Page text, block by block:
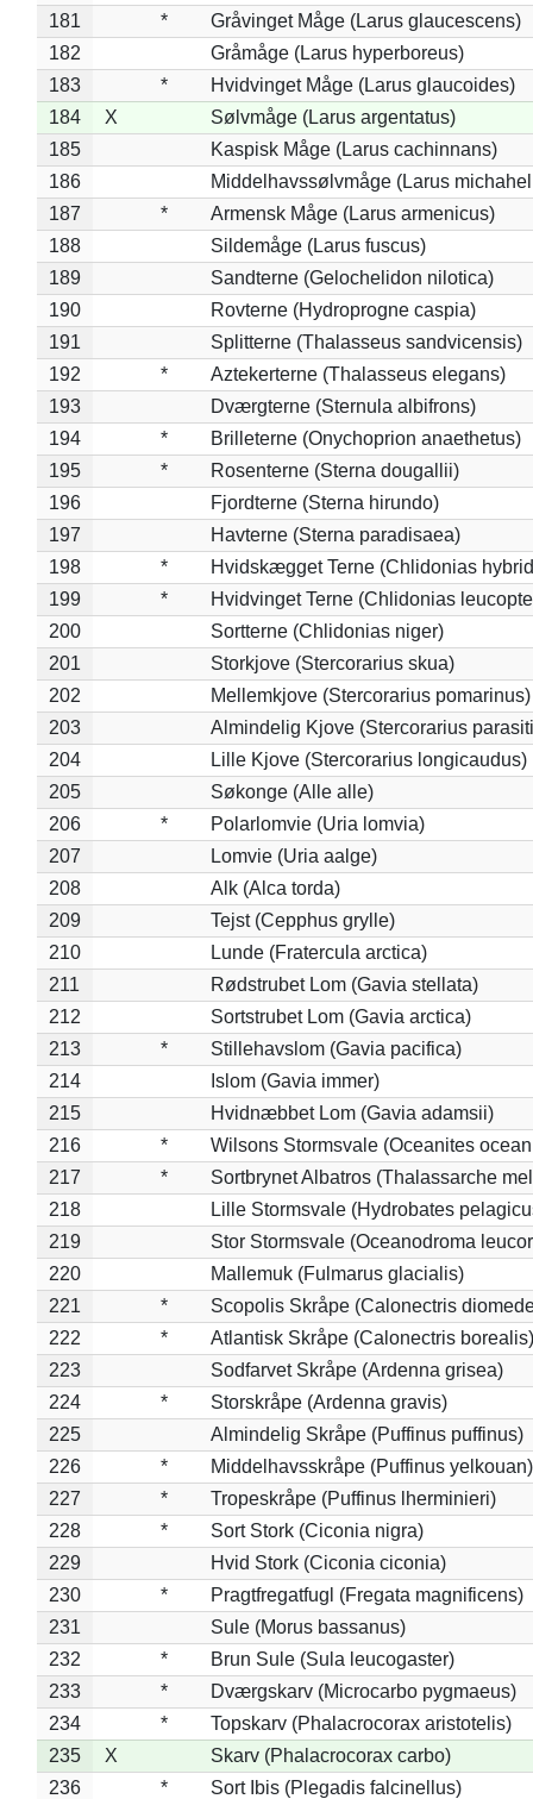
181
*
Gråvinget Måge (Larus glaucescens)
182
Gråmåge (Larus hyperboreus)
183
*
Hvidvinget Måge (Larus glaucoides)
184
X
Sølvmåge (Larus argentatus)
185
Kaspisk Måge (Larus cachinnans)
186
Middelhavssølvmåge (Larus
187
*
Armensk Måge (Larus armenicus)
188
Sildemåge (Larus fuscus)
189
Sandterne (Gelochelidon nilotica)
190
Rovterne (Hydroprogne caspia)
191
Splitterne (Thalasseus sandvicensis)
192
*
Aztekerterne (Thalasseus elegans)
193
Dværgterne (Sternula albifrons)
194
*
Brilleterne (Onychoprion anaethetus)
195
*
Rosenterne (Sterna dougallii)
196
Fjordterne (Sterna hirundo)
197
Havterne (Sterna paradisaea)
198
*
Hvidskægget Terne (Chlidonias
199
*
Hvidvinget Terne (Chlidonias
200
Sortterne (Chlidonias niger)
201
Storkjove (Stercorarius skua)
202
Mellemkjove (Stercorarius pomarinus)
203
Almindelig Kjove (Stercorarius
204
Lille Kjove (Stercorarius longicaudus)
205
Søkonge (Alle alle)
206
*
Polarlomvie (Uria lomvia)
207
Lomvie (Uria aalge)
208
Alk (Alca torda)
209
Tejst (Cepphus grylle)
210
Lunde (Fratercula arctica)
211
Rødstrubet Lom (Gavia stellata)
212
Sortstrubet Lom (Gavia arctica)
213
*
Stillehavslom (Gavia pacifica)
214
Islom (Gavia immer)
215
Hvidnæbbet Lom (Gavia adamsii)
216
*
Wilsons Stormsvale (Oceanites
217
*
Sortbrynet Albatros (Thalassarche
218
Lille Stormsvale (Hydrobates
219
Stor Stormsvale (Oceanodroma
220
Mallemuk (Fulmarus glacialis)
221
*
Scopolis Skråpe (Calonectris
222
*
Atlantisk Skråpe (Calonectris borealis)
223
Sodfarvet Skråpe (Ardenna grisea)
224
*
Storskråpe (Ardenna gravis)
225
Almindelig Skråpe (Puffinus puffinus)
226
*
Middelhavsskråpe (Puffinus yelkouan)
227
*
Tropeskråpe (Puffinus lherminieri)
228
*
Sort Stork (Ciconia nigra)
229
Hvid Stork (Ciconia ciconia)
230
*
Pragtfregatfugl (Fregata magnificens)
231
Sule (Morus bassanus)
232
*
Brun Sule (Sula leucogaster)
233
*
Dværgskarv (Microcarbo pygmaeus)
234
*
Topskarv (Phalacrocorax aristotelis)
235
X
Skarv (Phalacrocorax carbo)
236
* Sort Ibis (Plegadis falcinellus)